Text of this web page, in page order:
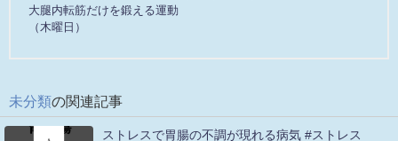
大腿内転筋だけを鍛える運動
（木曜日）
未分類の関連記事
ストレスで胃腸の不調が現れる病気 #ストレス